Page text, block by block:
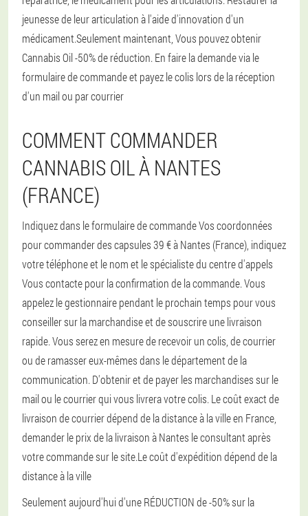
jeunesse de leur articulation à l'aide d'innovation d'un
médicament.Seulement maintenant, Vous pouvez obtenir
Cannabis Oil -50% de réduction. En faire la demande via le
formulaire de commande et payez le colis lors de la réception
d'un mail ou par courrier
COMMENT COMMANDER
CANNABIS OIL À NANTES
(FRANCE)
Indiquez dans le formulaire de commande Vos coordonnées
pour commander des capsules 39 € à Nantes (France), indiquez
votre téléphone et le nom et le spécialiste du centre d'appels
Vous contacte pour la confirmation de la commande. Vous
appelez le gestionnaire pendant le prochain temps pour vous
conseiller sur la marchandise et de souscrire une livraison
rapide. Vous serez en mesure de recevoir un colis, de courrier
ou de ramasser eux-mêmes dans le département de la
communication. D'obtenir et de payer les marchandises sur le
mail ou le courrier qui vous livrera votre colis. Le coût exact de
livraison de courrier dépend de la distance à la ville en France,
demander le prix de la livraison à Nantes le consultant après
votre commande sur le site.Le coût d'expédition dépend de la
distance à la ville
Seulement aujourd'hui d'une RÉDUCTION de -50% sur la